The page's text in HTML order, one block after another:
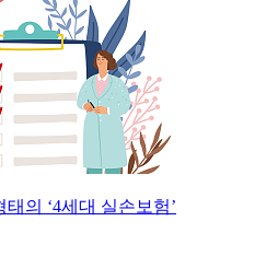
의 ‘4세대 실손보험’